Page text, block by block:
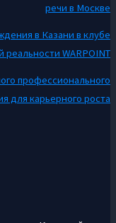
речи в Москве
в Казани в клубе
реальности WARPOINT
профессионального
для карьерного роста